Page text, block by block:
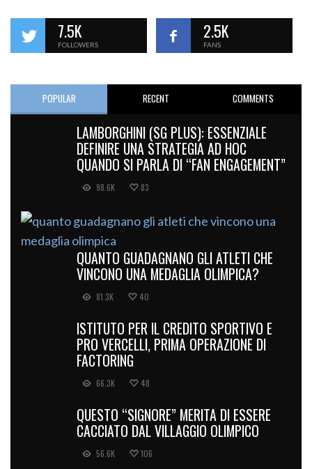
7.5K
FOLLOWERS
2.5K
FANS
POPULAR RECENT COMMENTS
LAMBORGHINI (SG PLUS): ESSENZIALE
DEFINIRE UNA STRATEGIA AD HOC
QUANDO SI PARLA DI “FAN ENGAGEMENT”
98.6K 83
QUANTO GUADAGNANO GLI ATLETI CHE
VINCONO UNA MEDAGLIA OLIMPICA?
81.3K 40
ISTITUTO PER IL CREDITO SPORTIVO E
PRO VERCELLI, PRIMA OPERAZIONE DI
FACTORING
66.3K 48
QUESTO “SIGNORE” MERITA DI ESSERE
CACCIATO DAL VILLAGGIO OLIMPICO
56.6K 106